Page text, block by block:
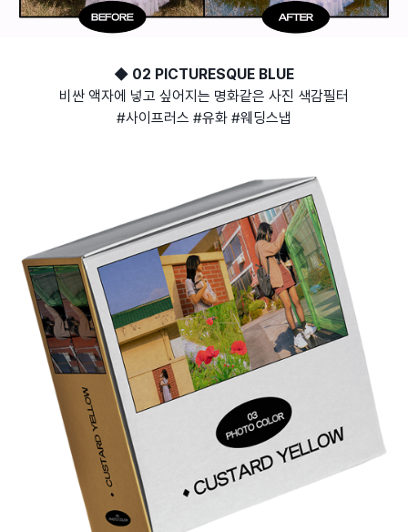
◆ 02 PICTURESQUE BLUE
비싼 액자에 넣고 싶어지는 명화같은 사진 색감필터
#사이프러스 #유화 #웨딩스냅